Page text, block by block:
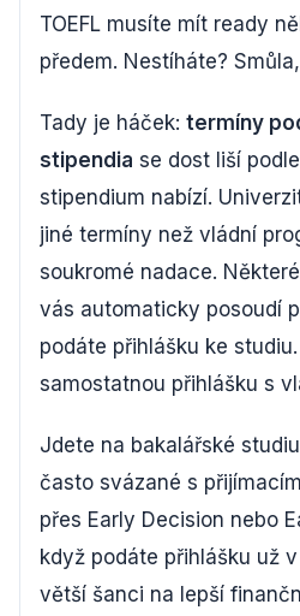
TOEFL musíte mít ready
předem. Nestíháte?
Tady je háček: termíny
stipendia se dost liší
stipendium nabízí.
jiné termíny než vládní
soukromé nadace.
vás automaticky posoudí
podáte přihlášku ke
samostatnou přihlášku s
Jdete na bakalářské
často svázané s
přes Early Decision nebo
když podáte přihlášku už
větší šanci na lepší